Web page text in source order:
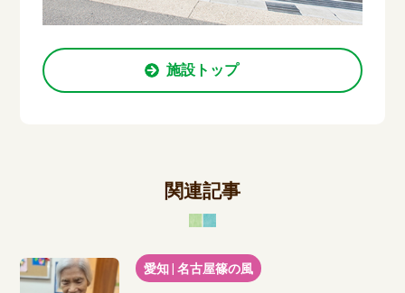
施設トップ
関連記事
愛知 | 名古屋篠の風